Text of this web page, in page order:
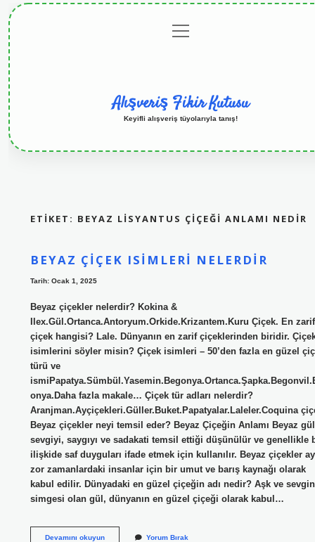
menüyü
aç
Alışveriş Fikir Kutusu
Keyifli alışveriş tüyolarıyla tanış!
ETIKET: BEYAZ LISYANTUS ÇIÇEĞI ANLAMI NEDIR
BEYAZ ÇIÇEK ISIMLERI NELERDIR
Tarih: Ocak 1, 2025
Beyaz çiçekler nelerdir? Kokina &
Ilex.Gül.Ortanca.Antoryum.Orkide.Krizantem.Kuru Çiçek. En zarif
çiçek hangisi? Lale. Dünyanın en zarif çiçeklerinden biridir.
isimlerini söyler misin? Çiçek isimleri – 50’den fazla en güzel
türü ve
onya.Daha fazla makale… Çiçek tür adları nelerdir?
Aranjman.Ayçiçekleri.Güller.Buket.Papatyalar.Laleler.Coquina
Beyaz çiçekler neyi temsil eder? Beyaz Çiçeğin Anlamı Beyaz
sevgiyi, saygıyı ve sadakati temsil ettiği düşünülür ve genellikle
ilişkide saf duyguları ifade etmek için kullanılır. Beyaz çiçekler
zor zamanlardaki insanlar için bir umut ve barış kaynağı olarak
kabul edilir. Dünyadaki en güzel çiçeğin adı nedir? Aşk ve
simgesi olan gül, dünyanın en güzel çiçeği olarak kabul…
Devamını okuyunBeyaz
Yorum Bırak